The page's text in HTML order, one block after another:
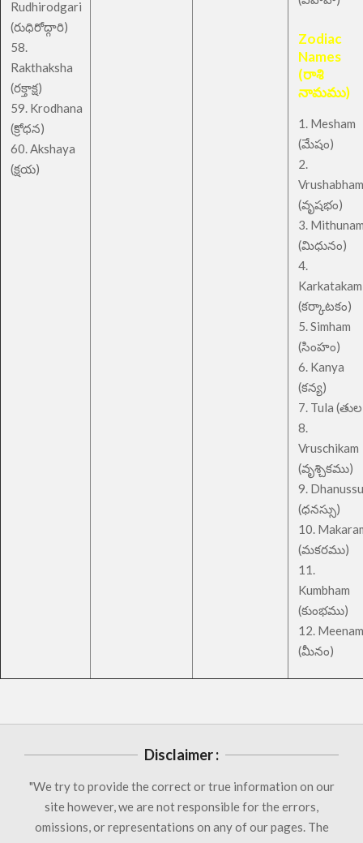
Rudhirodgari
(రుధిరోద్గారి)
58.
Rakthaksha
(రక్తాక్ష)
59. Krodhana
(క్రోధన)
60. Akshaya
(క్షయ)
Zodiac
Names
(రాశి
నామము)
1. Mesham
(మేషం)
2.
Vrushabham
(వృషభం)
3.
(మిధునం)
4.
Karkatakam
(కర్కాటకం)
5. Simham
(సింహం)
6. Kanya
(కన్య)
7. Tula
8.
Vruschikam
(వృశ్చికము)
9. Dhanussu
(ధనస్సు)
10.
(మకరము)
11.
Kumbham
(కుంభము)
12. Meenam
(మీనం)
Disclaimer :
"We try to provide the correct or true information on our
site however, we are not responsible for the errors,
omissions, or representations on any of our pages. The